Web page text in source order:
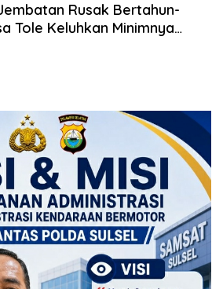
Rusak Bertahun-
Tole Keluhkan Minimnya